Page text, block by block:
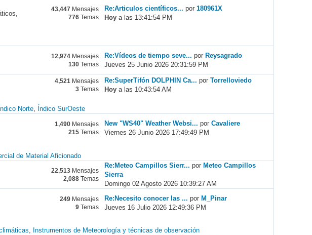
43,447 Mensajes
776 Temas
Re:Articulos científicos... por180961X
Hoy a las 13:41:54 PM
12,974 Mensajes
130 Temas
Re:Vídeos de tiempo seve... porReysagrado
Jueves 25 Junio 2026 20:31:59 PM
4,521 Mensajes
3 Temas
Re:SuperTifón DOLPHIN Ca... porTorrelloviedo
Hoy a las 10:43:54 AM
Índico Norte Índico SurOeste
1,490 Mensajes
215 Temas
New "WS40" Weather Websi... porCavaliere
Viernes 26 Junio 2026 17:49:49 PM
de Material Aficionado
22,513 Mensajes
2,088 Temas
Re:Meteo Campillos Sierr... por Meteo Campillos
Sierra
Domingo 02 Agosto 2026 10:39:27 AM
249 Mensajes
9 Temas
Re:Necesito conocer las ... porM_Pinar
Jueves 16 Julio 2026 12:49:36 PM
Instrumentos de Meteorología y técnicas de observación